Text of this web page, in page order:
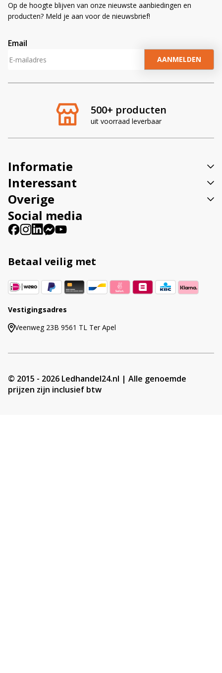
500+ producten
uit voorraad leverbaar
Op de hoogte blijven van onze nieuwste aanbiedingen en
producten? Meld je aan voor de nieuwsbrief!
Email
A
t
:
Informatie
Interessant
Overige
Social media
Betaal veilig met
Vestigingsadres
Veenweg 23B 9561 TL Ter Apel
© 2015 - 2026 Ledhandel24.nl | Alle genoemde
prijzen zijn inclusief btw